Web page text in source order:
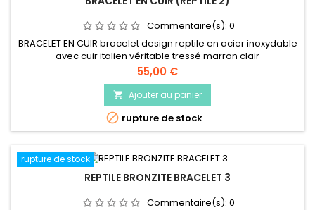
Commentaire(s): 0
BRACELET EN CUIR bracelet design reptile en acier inoxydable
avec cuir italien véritable tressé marron clair
Prix
55,00 €
 Ajouter au panier
 rupture de stock
rupture de stock
REPTILE BRONZITE BRACELET 3
Commentaire(s): 0